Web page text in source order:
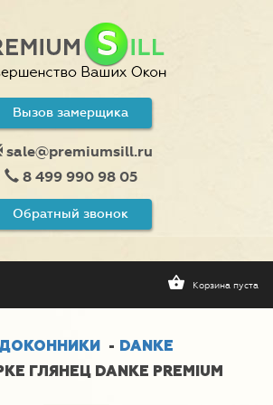
Вызов замерщика
sale@premiumsill.ru
8 499 990 98 05
Обратный звонок
Корзина пуста
DANKE
ГЛЯНЕЦ DANKE PREMIUM